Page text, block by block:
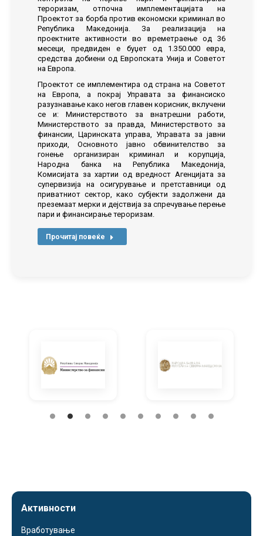
тероризам, отпочна имплементацијата на
Проектот за борба против економски криминал во
Република Македонија. За реализација на
проектните активности во времетраење од 36
месеци, предвиден е буџет од 1.350.000 евра,
средства добиени од Европската Унија и Советот
на Европа.
Проектот се имплементира од страна на Советот
на Европа, а покрај Управата за финансиско
разузнавање како негов главен корисник, вклучени
се и: Министерството за внатрешни работи,
Министерството за правда, Министерството за
финансии, Царинската управа, Управата за јавни
приходи, Основното јавно обвинителство за
гонење организиран криминал и корупција,
Народна банка на Република Македонија,
Комисијата за хартии од вредност Агенцијата за
супервизија на осигурување и претставници од
приватниот сектор, како субјекти задолжени да
преземаат мерки и дејствија за спречување перење
пари и финансирање тероризам.
Прочитај повеќе
Активности
Вработување